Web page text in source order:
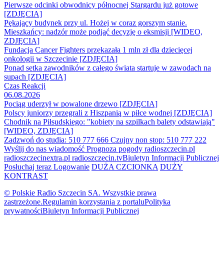
Pierwsze odcinki obwodnicy północnej Stargardu już gotowe
[ZDJĘCIA]
Pękający budynek przy ul. Hożej w coraz gorszym stanie.
Mieszkańcy: nadzór może podjąć decyzję o eksmisji [WIDEO,
ZDJĘCIA]
Fundacja Cancer Fighters przekazała 1 mln zł dla dziecięcej
onkologii w Szczecinie [ZDJĘCIA]
Ponad setka zawodników z całego świata startuje w zawodach na
supach [ZDJĘCIA]
Czas Reakcji
06.08.2026
Pociąg uderzył w powalone drzewo [ZDJĘCIA]
Polscy juniorzy przegrali z Hiszpanią w piłce wodnej [ZDJĘCIA]
Chodnik na Piłsudskiego: "kobiety na szpilkach balety odstawiają"
[WIDEO, ZDJĘCIA]
Zadzwoń do studia: 510 777 666 Czujny non stop: 510 777 222
Wyślij do nas wiadomość Prognoza pogody radioszczecin.pl
radioszczecinextra.pl radioszczecin.tvBiuletyn Informacji Publicznej
Posłuchaj teraz Logowanie DUŻA CZCIONKA DUŻY
KONTRAST
© Polskie Radio Szczecin SA. Wszystkie prawa
zastrzeżone.Regulamin korzystania z portaluPolityka
prywatnościBiuletyn Informacji Publicznej